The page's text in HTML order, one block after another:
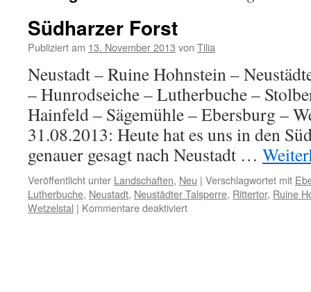
Südharzer Forst
Publiziert am 13. November 2013 von Tilia
Neustadt – Ruine Hohnstein –
– Hunrodseiche – Lutherbuche –
Hainfeld – Sägemühle – Ebersburg –
31.08.2013: Heute hat es uns in den
genauer gesagt nach Neustadt …
Veröffentlicht unter Landschaften, Neu | Verschlagwortet mit
Lutherbuche, Neustadt, Neustädter Talsperre, Rittertor, Ruine
Wetzelstal | Kommentare deaktiviertfür